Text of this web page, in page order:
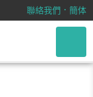
聯絡我們 ． 簡体